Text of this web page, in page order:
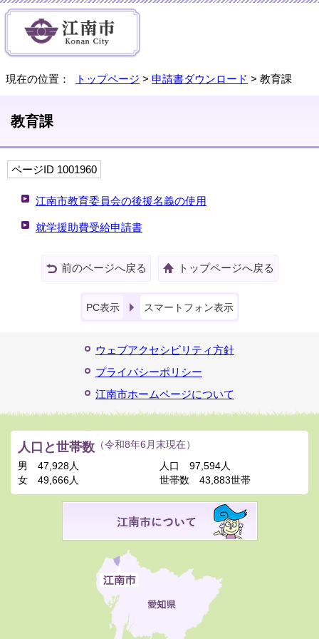
現在の位置： トップページ > 申請書ダウンロード > 教育課
教育課
ページID 1001960
江南市教育委員会の後援名義の使用
就学援助費受給申請書
前のページへ戻る トップページへ戻る
PC表示 スマートフォン表示
ウェブアクセシビリティ方針
プライバシーポリシー
江南市ホームページについて
人口と世帯数 （令和8年6月末現在）
男
47,928人
女
49,666人
人口
97,594人
世帯数
43,883世帯